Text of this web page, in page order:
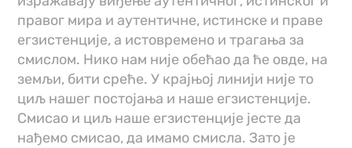
правог мира и аутентичне, истинске и праве
егзистенције, а истовремено и трагања за
смислом. Нико нам није обећао да ће овде, на
земљи, бити среће. У крајњој линији није то
циљ нашег постојања и наше егзистенције.
Смисао и циљ наше егзистенције јесте да
нађемо смисао, да имамо смисла. Зато је